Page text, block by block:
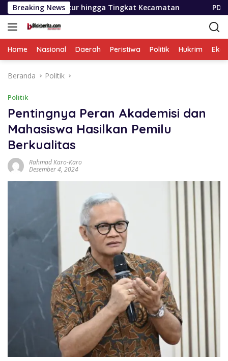
Langsung
ke
konten
Breaking News
hingga Tingkat Kecamatan PD AIJ Sumut
Home Nasional Daerah Peristiwa Politik Hukrim
Beranda Politik
Politik
Pentingnya Peran Akademisi dan
Mahasiswa Hasilkan Pemilu
Berkualitas
Rahmad Karo-Karo
Desember 4, 2024